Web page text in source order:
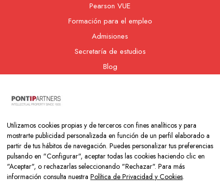
Pearson VUE
Formación para el empleo
Admisiones
Secretaría de estudios
Blog
Utilizamos cookies propias y de terceros con fines analíticos y para
mostrarte publicidad personalizada en función de un perfil elaborado a
partir de tus hábitos de navegación. Puedes personalizar tus preferencias
pulsando en "Configurar", aceptar todas las cookies haciendo clic en
"Aceptar", o rechazarlas seleccionando "Rechazar". Para más
información consulta nuestra Política de Privacidad y Cookies.